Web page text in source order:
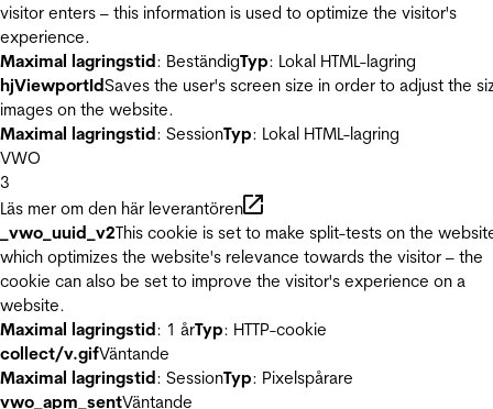
visitor enters – this information is used to optimize the visitor's
experience.
Maximal lagringstid: BeständigTyp: Lokal HTML-lagring
hjViewportIdSaves the user's screen size in order to adjust the
images on the website.
Maximal lagringstid: SessionTyp: Lokal HTML-lagring
VWO
3
Läs mer om den här leverantören
_vwo_uuid_v2This cookie is set to make split-tests on the
which optimizes the website's relevance towards the visitor – the
cookie can also be set to improve the visitor's experience on a
website.
Maximal lagringstid: 1 årTyp: HTTP-cookie
collect/v.gifVäntande
Maximal lagringstid: SessionTyp: Pixelspårare
vwo_apm_sentVäntande